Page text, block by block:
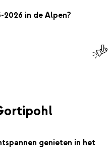
in de Alpen?
genieten in het